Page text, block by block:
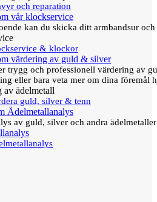
och reparation
vår klockservice
kan du skicka ditt armbandsur
& klockor
värdering av guld & silver
trygg och professionell värdering av
eller bara veta mer om dina föremål
av ädelmetall
guld, silver & tenn
Ädelmetallanalys
av guld, silver och andra